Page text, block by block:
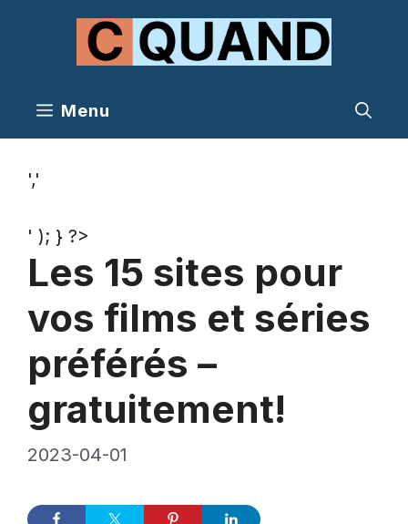
Menu
','
' ); } ?>
Les 15 sites pour
vos films et séries
préférés –
gratuitement!
2023-04-01